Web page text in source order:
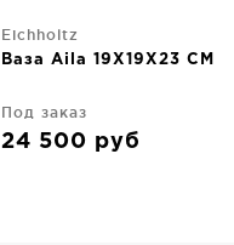
Eichholtz
Ваза Aila 19X19X23 CM
Под заказ
24 500 руб